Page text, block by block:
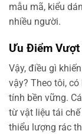
mẫu mã, kiểu
nhiều người.
Ưu Điểm Vượt
Vậy, điều gì khiến
vậy? Theo tôi,
tính bền vững.
từ vật liệu tái
thiểu lượng rác